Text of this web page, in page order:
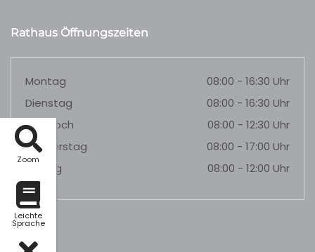
Zoom
Leichte
Sprache
Rathaus Öffnungszeiten
Montag
08:00 - 16:30 Uhr
Dienstag
08:00 - 16:30 Uhr
Mittwoch
08:00 - 12:30 Uhr
Donnerstag
08:00 - 17:00 Uhr
Freitag
08:00 - 12:00 Uhr